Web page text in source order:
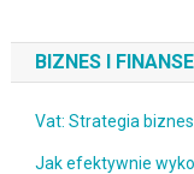
BIZNES I FINANSE
Vat: Strategia
Jak efektywnie